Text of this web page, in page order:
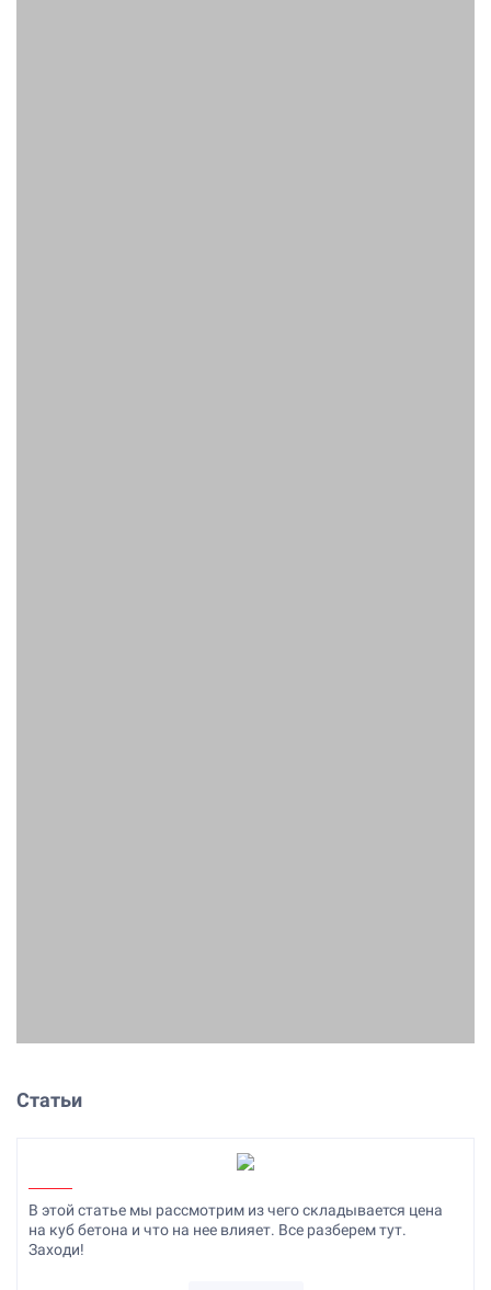
Статьи
В этой статье мы рассмотрим из чего складывается цена
на куб бетона и что на нее влияет. Все разберем тут.
Заходи!